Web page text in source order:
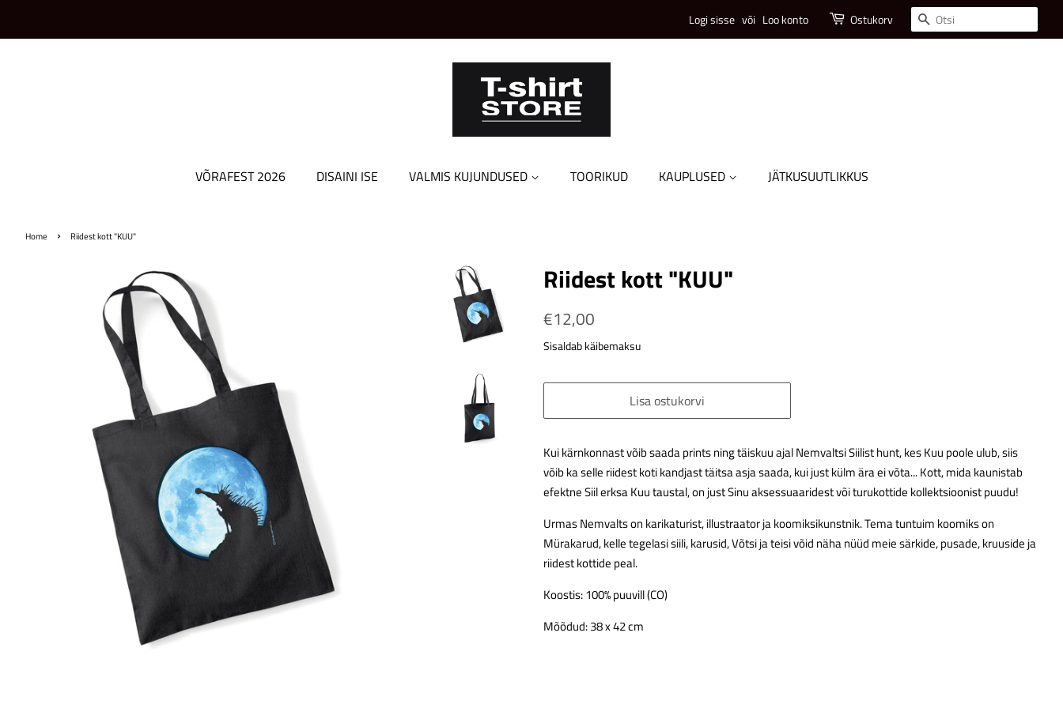
Logi sisse või Loo konto Ostukorv Otsi
VÕRAFEST 2026 DISAINI ISE VALMIS KUJUNDUSED TOORIKUD KAUPLUSED JÄTKUSUUTLIKKUS
Home › Riidest kott "KUU"
Riidest kott "KUU"
Tavahind
€12,00
Sisaldab käibemaksu
Lisa ostukorvi
Kui kärnkonnast võib saada prints ning täiskuu ajal Nemvaltsi Siilist hunt, kes Kuu poole ulub, siis
võib ka selle riidest koti kandjast täitsa asja saada, kui just külm ära ei võta... Kott, mida kaunistab
efektne Siil erksa Kuu taustal, on just Sinu aksessuaaridest või turukottide kollektsioonist puudu!
Urmas Nemvalts on karikaturist, illustraator ja koomiksikunstnik. Tema tuntuim koomiks on
Mürakarud, kelle tegelasi siili, karusid, Võtsi ja teisi võid näha nüüd meie särkide, pusade, kruuside ja
riidest kottide peal.
Koostis: 100% puuvill (CO)
Mõõdud: 38 x 42 cm